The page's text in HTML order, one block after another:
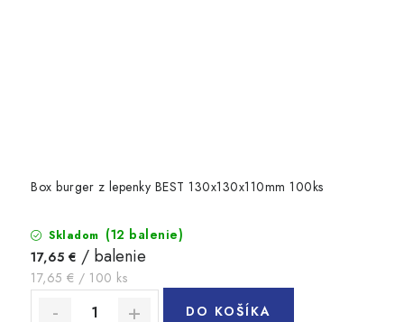
Box burger z lepenky BEST 130x130x110mm 100ks
Skladom (12 balenie)
17,65 € / balenie
Jednotková
cena:
17,65 € / 100 ks
DO KOŠÍKA